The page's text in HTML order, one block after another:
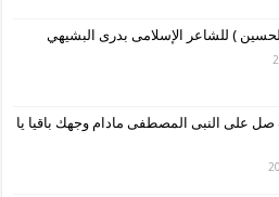
) للشاعر الإسلامى بدرى البشيهي
على النبى المصطفى مادام وجهك باقيا يا